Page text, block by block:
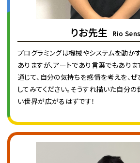
りお先生 Rio
プログラミングは機械やシステムを動か
ありますが、アートであり言葉でもありま
通じて、自分の気持ちを感情を考えを、
してみてください。そうすれ描いた自分の
い世界が広がるはずです！